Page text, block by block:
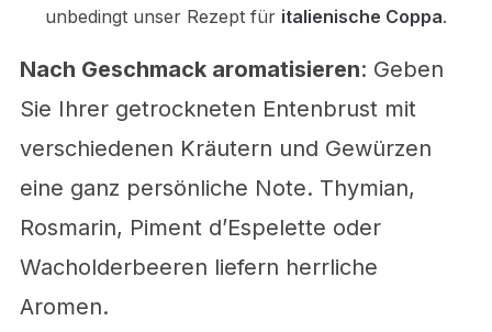
unbedingt unser Rezept für italienische Coppa.
Nach Geschmack aromatisieren: Geben
Sie Ihrer getrockneten Entenbrust mit
verschiedenen Kräutern und Gewürzen
eine ganz persönliche Note. Thymian,
Rosmarin, Piment d’Espelette oder
Wacholderbeeren liefern herrliche
Aromen.